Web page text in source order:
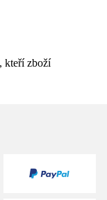
kteří zboží